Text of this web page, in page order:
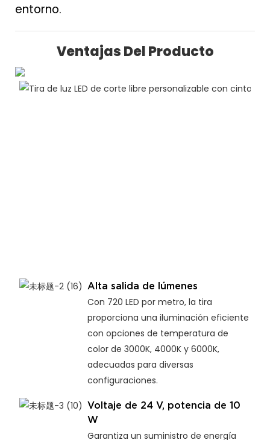
entorno.
Ventajas Del Producto
Alta salida de lúmenes
Con 720 LED por metro, la tira
proporciona una iluminación eficiente
con opciones de temperatura de
color de 3000K, 4000K y 6000K,
adecuadas para diversas
configuraciones.
Voltaje de 24 V, potencia de 10
W
Garantiza un suministro de energía